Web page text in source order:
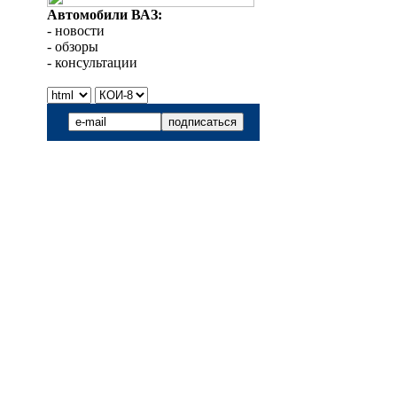
Автомобили ВАЗ:
- новости
- обзоры
- консультации